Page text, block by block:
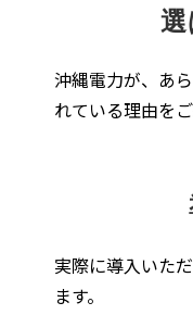
沖縄電力が、あ
れている理由をご
実際に導入いた
ます。